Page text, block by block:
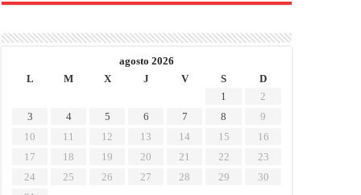
agosto 2026
L
M X J V S
D
1
2
3
4 5 6 7 8
9
10
11 12 13 14 15
16
17
18 19 20 21 22
23
24
25 26 27 28 29
30